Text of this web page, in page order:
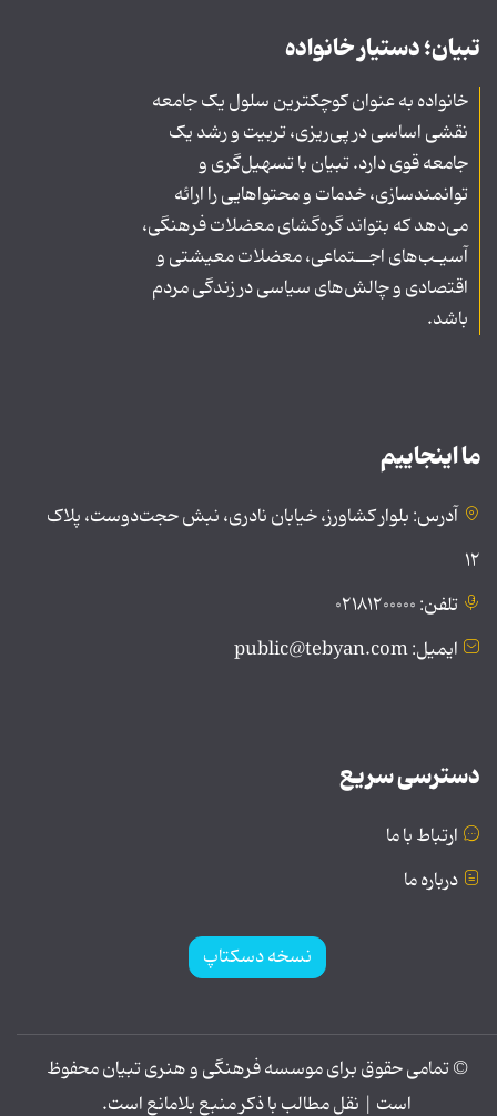
تبیان؛ دستیار خانواده
خانواده به عنوان کوچکترین سلول یک جامعه
نقشی اساسی در پی‌ریزی، تربیت و رشد یک
جامعه قوی دارد. تبیان با تسهیل‌گری و
توانمندسازی، خدمات و محتواهایی را ارائه
می‌دهد که بتواند گره‌گشای معضلات فرهنگی،
آسیـب‌های اجــتماعی، معضلات معیشتی و
اقتصادی و چالش‌های سیاسی در زندگی مردم
باشد.
ما اینجاییم
آدرس: بلوار کشاورز، خیابان نادری، نبش حجت‌دوست، پلاک
۱۲
تلفن: ۰۲۱۸۱۲۰۰۰۰۰
ایمیل: public@tebyan.com
دسترسی سریع
ارتباط با ما
درباره ما
نسخه دسکتاپ
© تمامی حقوق برای موسسه فرهنگی و هنری تبیان محفوظ
است | نقل مطالب با ذکر منبع بلامانع است.